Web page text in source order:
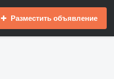
Разместить объявление